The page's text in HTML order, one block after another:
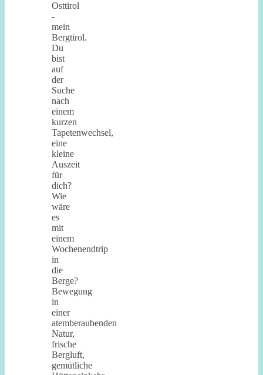
Osttirol
-
mein
Bergtirol.
Du
bist
auf
der
Suche
nach
einem
kurzen
Tapetenwechsel,
eine
kleine
Auszeit
für
dich?
Wie
wäre
es
mit
einem
Wochenendtrip
in
die
Berge?
Bewegung
in
einer
atemberaubenden
Natur,
frische
Bergluft,
gemütliche